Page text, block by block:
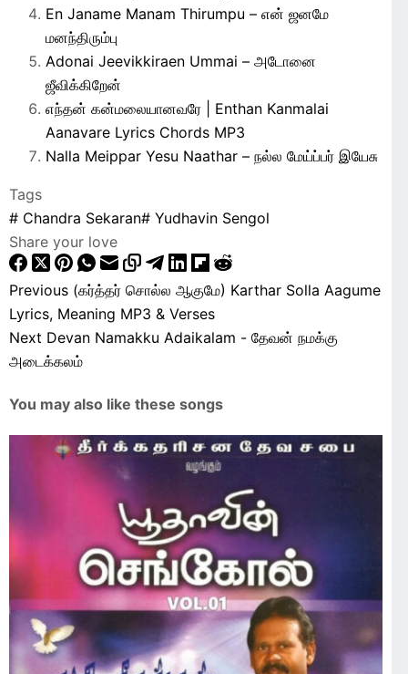
En Janame Manam Thirumpu – என் ஜனமே
மனந்திரும்பு
Adonai Jeevikkiraen Ummai – அடோனை
ஜீவிக்கிறேன்
எந்தன் கன்மலையானவரே | Enthan Kanmalai
Aanavare Lyrics Chords MP3
Nalla Meippar Yesu Naathar – நல்ல மேய்ப்பர் இயேசு
Tags
# Chandra Sekaran# Yudhavin Sengol
Share your love
Previous (கர்த்தர் சொல்ல ஆகுமே) Karthar Solla Aagume
Lyrics, Meaning MP3 & Verses
Next Devan Namakku Adaikalam - தேவன் நமக்கு
அடைக்கலம்
You may also like these songs